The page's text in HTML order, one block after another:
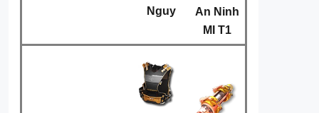
Nguy
An Ninh
MI T1